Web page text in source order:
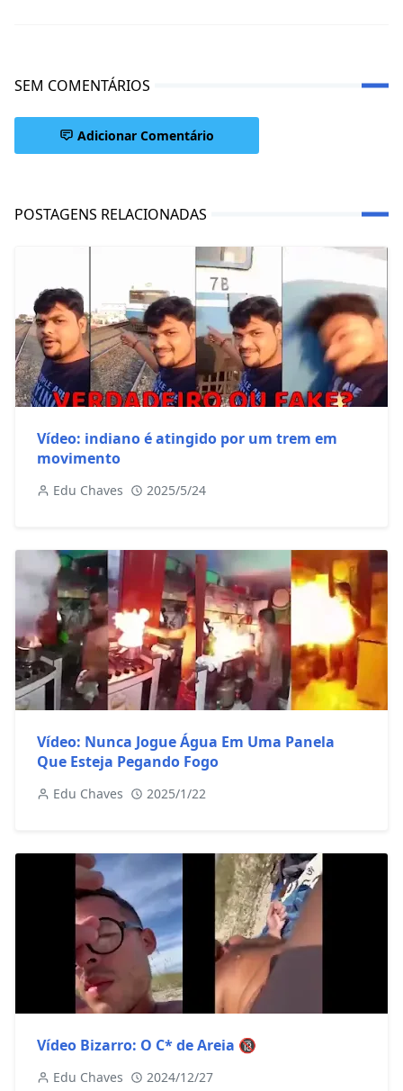
SEM COMENTÁRIOS
Adicionar Comentário
POSTAGENS RELACIONADAS
Vídeo: indiano é atingido por um trem em
movimento
Edu Chaves 2025/5/24
Vídeo: Nunca Jogue Água Em Uma Panela
Que Esteja Pegando Fogo
Edu Chaves 2025/1/22
Vídeo Bizarro: O C* de Areia 🔞
Edu Chaves 2024/12/27